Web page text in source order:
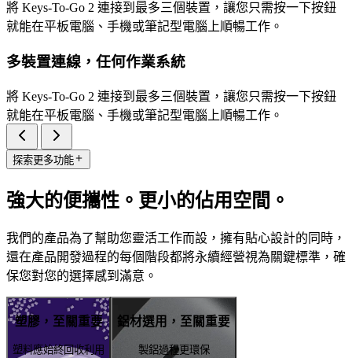
將 Keys-To-Go 2 連接到最多三個裝置，讓您只需按一下按鈕
就能在平板電腦、手機或筆記型電腦上順暢工作。
多裝置連線，任何作業系統
將 Keys-To-Go 2 連接到最多三個裝置，讓您只需按一下按鈕
就能在平板電腦、手機或筆記型電腦上順暢工作。
探索更多功能
強大的便攜性。更小的佔用空間。
我們的產品為了幫助您靈活工作而設，擁有貼心設計的同時，
還在產品開發過程的每個階段都將永續經營視為關鍵標準，確
保您對您的選擇感到滿意。
塑膠，至關重要
塑料應始終回收利用
鋁材選用，至關重要
製鋁過程更環保